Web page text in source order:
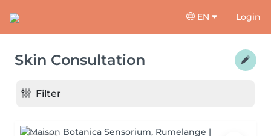
EN Login
Skin Consultation
Filter